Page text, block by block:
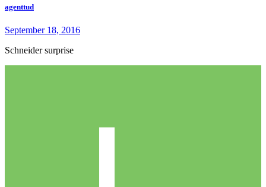
agenttud
September 18, 2016
Schneider surprise